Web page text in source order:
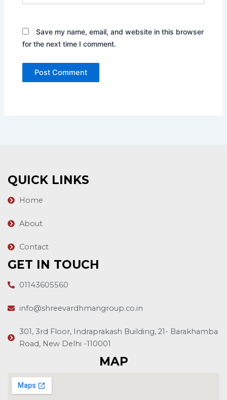
Save my name, email, and website in this browser
for the next time I comment.
QUICK LINKS
Home
About
Contact
GET IN TOUCH
01143605560
info@shreevardhmangroup.co.in
301, 3rd Floor, Indraprakash Building, 21- Barakhamba
Road, New Delhi -110001
MAP